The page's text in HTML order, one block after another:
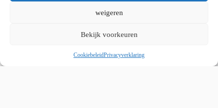
weigeren
Bekijk voorkeuren
CookiebeleidPrivacyverklaring